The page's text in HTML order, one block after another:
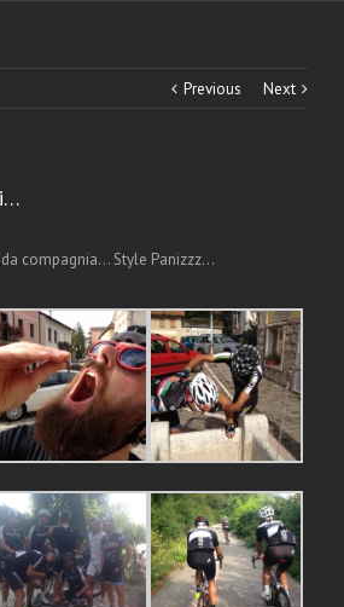
Previous Next
compagnia… Style Panizzz…